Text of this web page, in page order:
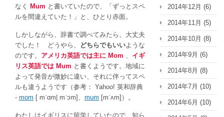
ス
違
い
は
なく
Mum と書いていたので、「ずっとスペ
ルを間違えていた！」と、ひとり赤面。
しかしながら、辞書で調べてみたら、大丈夫
でした！ どうやら、
どちらでもいいような
のです。 アメリカ英語では主に Mom
イギ
リス英語では Mum と書くようです。地域に
よって発音が微妙に違い、それに伴ってスペ
ルも違うようです（参考： Yahoo! 英和辞典
- mom [ mˈɑm| mˈɔm] mum [mˈʌm] ）。
わたしはイギリスに留学していたので、知ら
2014年12月 (6)
2014年11月 (5)
2014年10月 (8)
2014年9月 (6)
2014年8月 (8)
2014年7月 (10)
2014年6月 (10)